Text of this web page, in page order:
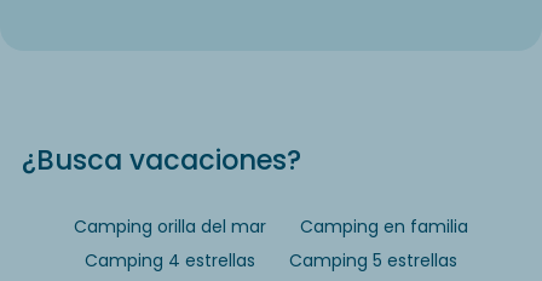
¿Busca vacaciones?
Camping orilla del mar
Camping en familia
Camping 4 estrellas
Camping 5 estrellas